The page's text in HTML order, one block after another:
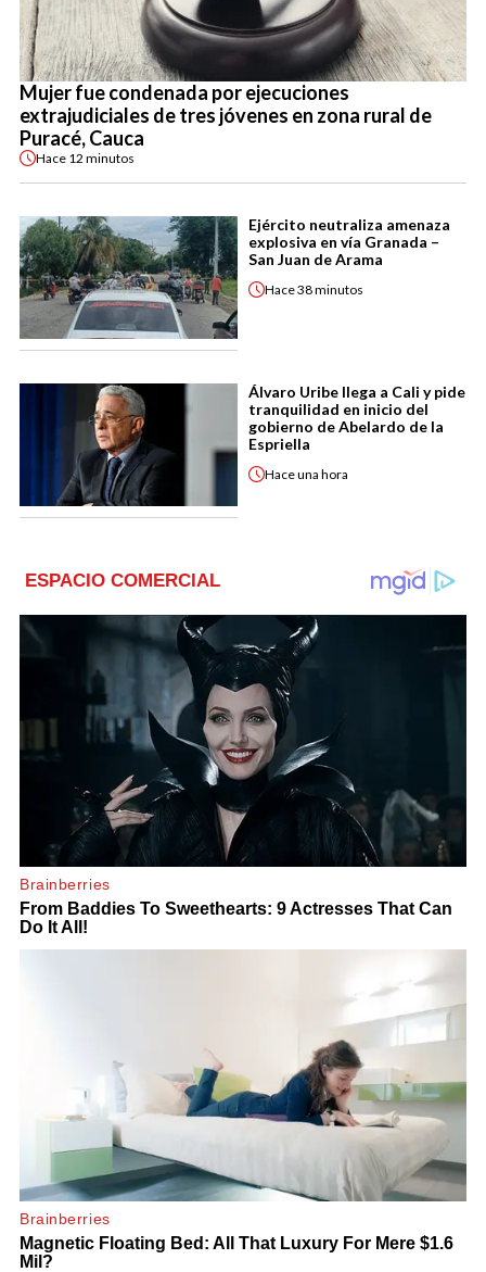
Mujer fue condenada por ejecuciones
extrajudiciales de tres jóvenes en zona rural de
Puracé, Cauca
Hace 12 minutos
Ejército neutraliza amenaza
explosiva en vía Granada –
San Juan de Arama
Hace38 minutos
Álvaro Uribe llega a Cali y pide
tranquilidad en inicio del
gobierno de Abelardo de la
Espriella
Haceuna hora